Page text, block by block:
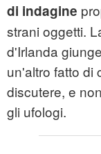
di indagine
strani oggetti.
d'Irlanda
un'altro fatto di
discutere, e
gli ufologi.